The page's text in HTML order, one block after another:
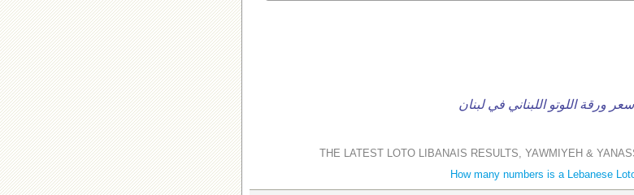
سعر ورقة اللوتو اللبناني في لبنان
THE LATEST LOTO LIBANAIS RESULTS, YAWMIYEH &
How many numbers is a Lebanese